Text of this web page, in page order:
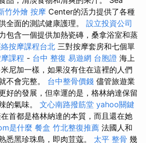
竹外燴 按摩 Center的活力提供了各種
全面的測試健康護理。 設立投資公司
包含一個提供加熱瓷磚，桑拿浴室和蒸
按摩課程台北 三對按摩套房和七個單
課程 - 台中 整復 易遊網 台胞證 海上
尼加一樣，如果沒有住在這裡的人們
不會完整。 台中整骨價錢 儘管旅遊業
好的發展，但幸運的是，格林納達保留
的氣味。 文心南路撥筋堂 yahoo關鍵
首都是格林納達的本質，而且還在她
是什麼 餐盒 竹北整復推薦 法國人和
悉黑珍珠島，即肉荳蔻。 太平 整骨 幾